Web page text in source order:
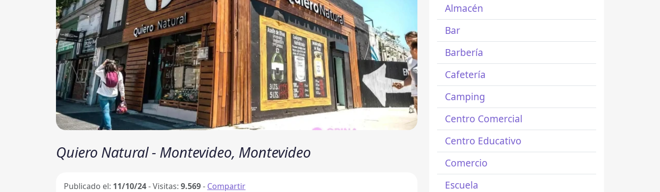
Quiero Natural - Montevideo, Montevideo
Publicado el: 11/10/24-Visitas: 9.569- Compartir
Almacén
Bar
Barbería
Cafetería
Camping
Centro Comercial
Centro Educativo
Comercio
Escuela